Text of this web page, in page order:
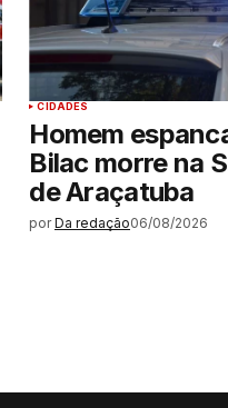
CIDADES
Homem
Bilac morre na
de Araçatuba
por Da redação06/08/2026